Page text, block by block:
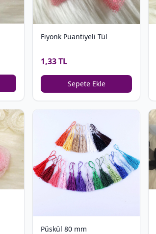
Fiyonk Puantiyeli Tül
1,33 TL
Sepete Ekle
Püskül 80 mm